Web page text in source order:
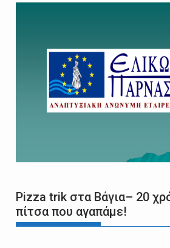
Pizza trik στα Βάγια– 20
πίτσα που αγαπάμε!